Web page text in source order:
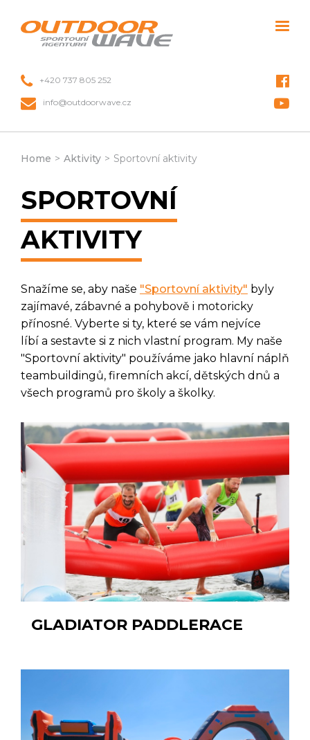
+420 737 805 252
info@outdoorwave.cz
Home > Aktivity > Sportovní aktivity
SPORTOVNÍ
AKTIVITY
Snažíme se, aby naše "Sportovní aktivity" byly
zajímavé, zábavné a pohybově i motoricky
přínosné. Vyberte si ty, které se vám nejvíce
líbí a sestavte si z nich vlastní program. My naše
"Sportovní aktivity" používáme jako hlavní náplň
teambuildingů, firemních akcí, dětských dnů a
všech programů pro školy a školky.
GLADIATOR PADDLERACE